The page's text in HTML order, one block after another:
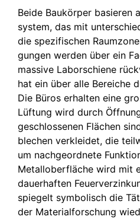
Beide Baukörper basieren
system, das mit
die spezifischen
gungen werden über ein
massive Laborschiene
hat ein über alle Bereiche
Die Büros erhalten eine
Lüftung wird durch
geschlossenen Flächen
blechen verkleidet, die
um nachge­ordnete
Metall­ober­fläche wird mit
dauerhaften
spiegelt symbolisch die
der Materi­al­for­schung